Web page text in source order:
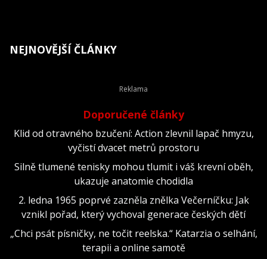
NEJNOVĚJŠÍ ČLÁNKY
Doporučené články
Klid od otravného bzučení: Action zlevnil lapač hmyzu,
vyčistí dvacet metrů prostoru
Silně tlumené tenisky mohou tlumit i váš krevní oběh,
ukazuje anatomie chodidla
2. ledna 1965 poprvé zazněla znělka Večerníčku: Jak
vznikl pořad, který vychoval generace českých dětí
„Chci psát písničky, ne točit reelska.“ Katarzia o selhání,
terapii a online samotě